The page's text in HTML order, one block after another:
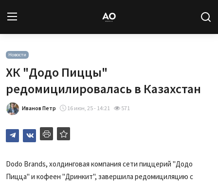
Новости
Статьи
Авторы
База знаний
Новости
ХК "Додо Пиццы"
редомицилировалась в Казахстан
Иванов Петр 16 июн, 25 - 14:21 571
Dodo Brands, холдинговая компания сети пиццерий "Додо
Пицца" и кофеен "Дринкит", завершила редомициляцию с